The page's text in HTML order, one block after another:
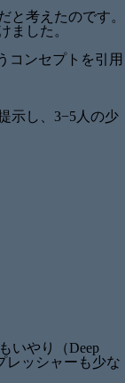
考えたのです。
ました。
コンセプトを引用
示し、3−5人の少
いやり（Deep
レッシャーも少な